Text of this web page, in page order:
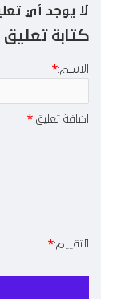
لا يوجد أي
كتابة تعليق
الاسم:
اضافة تعليق:
التقييم: